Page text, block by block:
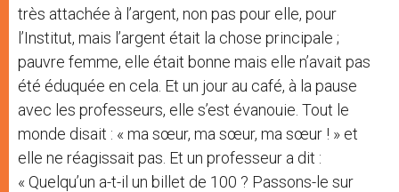
très attachée à l’argent, non pas pour elle, pour
l’Institut, mais l’argent était la chose principale ;
pauvre femme, elle était bonne mais elle n’avait pas
été éduquée en cela. Et un jour au café, à la pause
avec les professeurs, elle s’est évanouie. Tout le
monde disait : « ma sœur, ma sœur, ma sœur ! » et
elle ne réagissait pas. Et un professeur a dit :
« Quelqu’un a-t-il un billet de 100 ? Passons-le sur